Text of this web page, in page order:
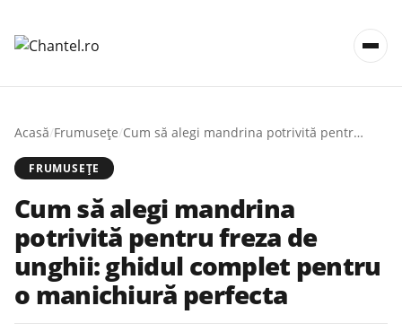
Acasă/Frumusețe/ Cum să alegi mandrina potrivită pentru freza de unghii: ghidul complet pentru o manichiură perfecta
FRUMUSEȚE
Cum să alegi mandrina
potrivită pentru freza de
unghii: ghidul complet pentru
o manichiură perfecta